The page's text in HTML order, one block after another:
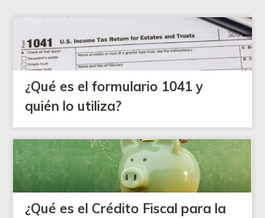
¿Qué es el formulario 1041 y
quién lo utiliza?
¿Qué es el Crédito Fiscal para la